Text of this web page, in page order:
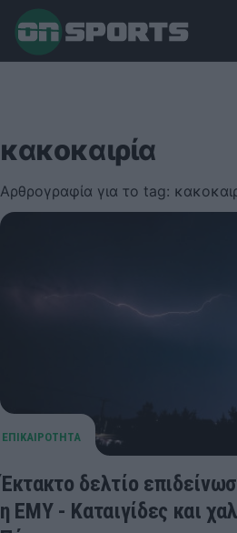
κακοκαιρία
Αρθρογραφία για το tag:
Έκτακτο δελτίο
η ΕΜΥ - Καταιγίδες και